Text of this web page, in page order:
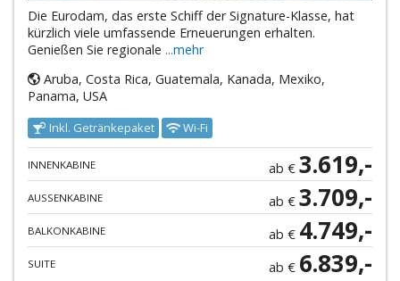
Die Eurodam, das erste Schiff der Signature-Klasse, hat
kürzlich viele umfassende Erneuerungen erhalten.
Genießen Sie regionale ...mehr
Aruba, Costa Rica, Guatemala, Kanada, Mexiko,
Panama, USA
Inkl. Getränkepaket Wi-Fi
INNENKABINE ab €3.619,-
AUSSENKABINE ab €3.709,-
BALKONKABINE ab € 4.749,-
SUITE ab € 6.839,-